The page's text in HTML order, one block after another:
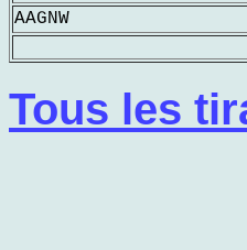
AAGNW
Tous les